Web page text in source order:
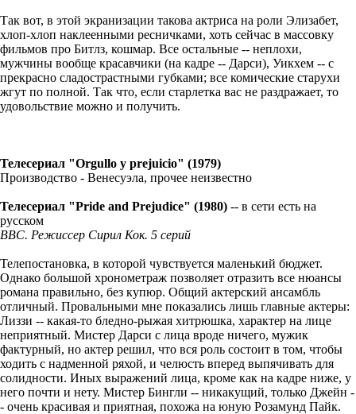
Так вот, в этой экранизации такова актриса на роли Элизабет,
хлоп-хлоп наклеенными ресничками, хоть сейчас в массовку
фильмов про Битлз, кошмар. Все остальные -- неплохи,
мужчины вообще красавчики (на кадре -- Дарси), Уикхем -- с
прекрасно сладострастными губками; все комические старухи
жгут по полной. Так что, если старлетка вас не раздражает, то
удовольствие можно и получить.
Телесериал "Orgullo y prejuicio" (1979)
Производство - Венесуэла, прочее неизвестно
Телесериал "Pride and Prejudice" (1980) -- в сети есть на
русском
BBC. Режиссер Сирил Кок. 5 серий
Телепостановка, в которой чувствуется маленький бюджет.
Однако большой хронометраж позволяет отразить все нюансы
романа правильно, без купюр. Общий актерский ансамбль
отличный. Провальными мне показались лишь главные актеры:
Лиззи -- какая-то бледно-рыжая хитрюшка, характер на лице
неприятный. Мистер Дарси с лица вроде ничего, мужик
фактурный, но актер решил, что вся роль состоит в том, чтобы
ходить с надменной ряхой, и челюсть вперед выпячивать для
солидности. Иных выражений лица, кроме как на кадре ниже, у
него почти и нету. Мистер Бингли -- никакущий, только Джейн -
- очень красивая и приятная, похожа на юную Розамунд Пайк.